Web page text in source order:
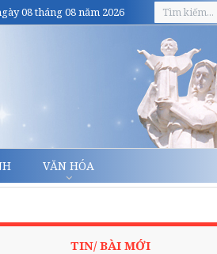
08 tháng 08 năm 2026
VĂN HÓA
TIN/ BÀI MỚI